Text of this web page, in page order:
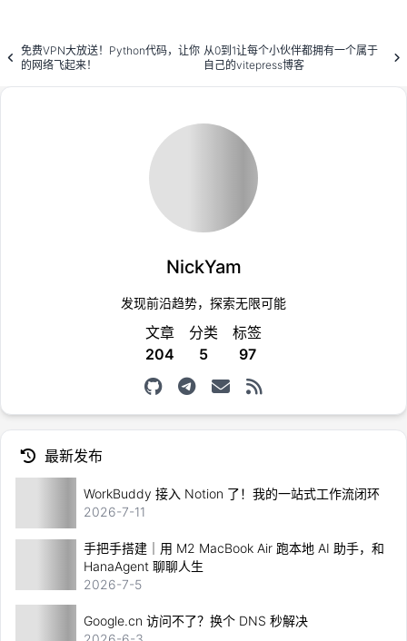
免费VPN大放送！Python代码，让你
的网络飞起来！
从0到1让每个小伙伴都拥有一个属于
自己的vitepress博客
Loading...
NickYam
发现前沿趋势，探索无限可能
文章
204
分类
5
标签
97
最新发布
WorkBuddy 接入 Notion 了！我的一站式工作流闭环
2026-7-11
手把手搭建｜用 M2 MacBook Air 跑本地 AI 助手，和
HanaAgent 聊聊人生
2026-7-5
Google.cn 访问不了？换个 DNS 秒解决